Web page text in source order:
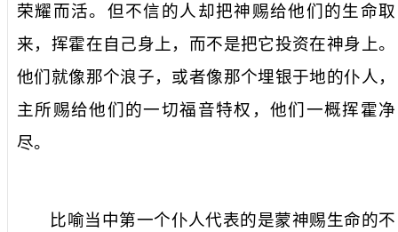
荣耀而活。但不信的人却把神赐给他们的生命取
来，挥霍在自己身上，而不是把它投资在神身上。
他们就像那个浪子，或者像那个埋银于地的仆人，
主所赐给他们的一切福音特权，他们一概挥霍净
尽。
比喻当中第一个仆人代表的是蒙神赐生命的不